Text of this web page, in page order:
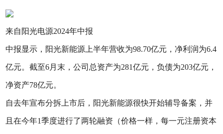
来自阳光电源2024年中报
中报显示，阳光新能源上半年营收为98.70亿元，净利润为6.4
亿元。截至6月末，公司总资产为281亿元，负债为203亿元，
净资产78亿元。
自去年宣布分拆上市后，阳光新能源很快开始辅导备案，并
且在今年1季度进行了两轮融资（价格一样，每一元注册资本